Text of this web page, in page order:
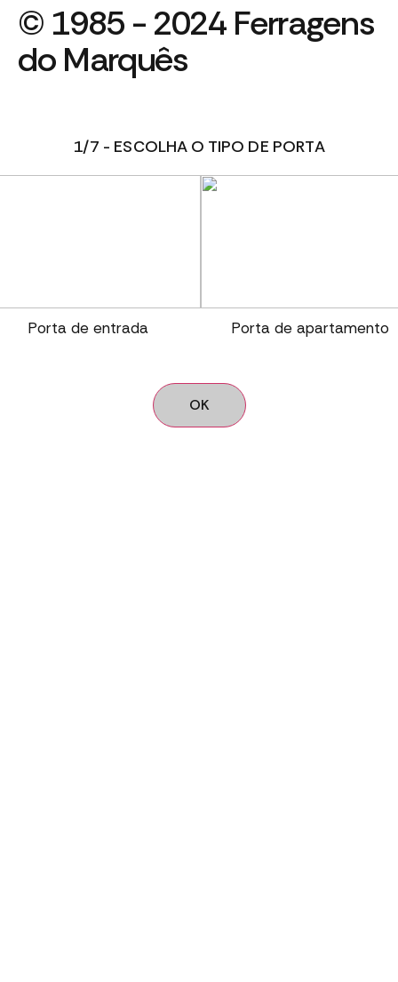
© 1985 - 2024 Ferragens
do Marquês
1/7 - ESCOLHA O TIPO DE PORTA
Porta de entrada Porta de apartamento
OK